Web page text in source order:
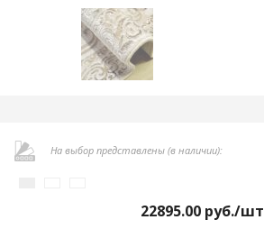
На выбор представлены (в наличии):
22895.00руб./шт